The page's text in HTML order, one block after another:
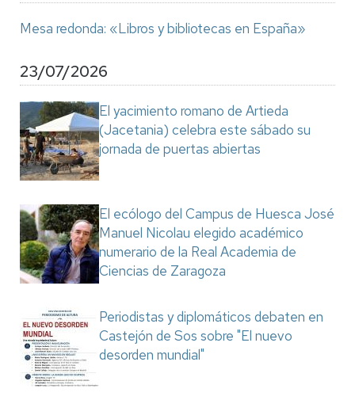
Mesa redonda: «Libros y bibliotecas en España»
23/07/2026
El yacimiento romano de Artieda
(Jacetania) celebra este sábado su
jornada de puertas abiertas
El ecólogo del Campus de Huesca José
Manuel Nicolau elegido académico
numerario de la Real Academia de
Ciencias de Zaragoza
Periodistas y diplomáticos debaten en
Castejón de Sos sobre "El nuevo
desorden mundial"